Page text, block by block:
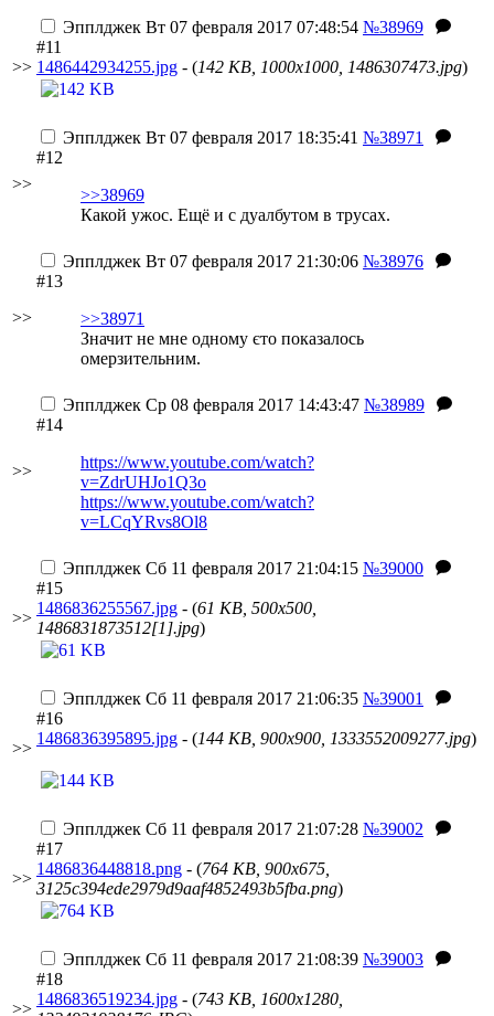
>>
Эпплджек Вт 07 февраля 2017 07:48:54 №38969
#11
1486442934255.jpg - (142 KB, 1000x1000, 1486307473.jpg)
>>
Эпплджек Вт 07 февраля 2017 18:35:41 №38971
#12
>>38969
Какой ужос. Ещё и с дуалбутом в трусах.
>>
Эпплджек Вт 07 февраля 2017 21:30:06 №38976
#13
>>38971
Значит не мне одному єто показалось
омерзительним.
>>
Эпплджек Ср 08 февраля 2017 14:43:47 №38989
#14
https://www.youtube.com/watch?
v=ZdrUHJo1Q3o
https://www.youtube.com/watch?
v=LCqYRvs8Ol8
>>
Эпплджек Сб 11 февраля 2017 21:04:15 №39000
#15
1486836255567.jpg - (61 KB, 500x500,
1486831873512[1].jpg)
>>
Эпплджек Сб 11 февраля 2017 21:06:35 №39001
#16
1486836395895.jpg - (144 KB, 900x900, 1333552009277.jpg)
>>
Эпплджек Сб 11 февраля 2017 21:07:28 №39002
#17
1486836448818.png - (764 KB, 900x675,
3125c394ede2979d9aaf4852493b5fba.png)
>>
Эпплджек Сб 11 февраля 2017 21:08:39 №39003
#18
1486836519234.jpg - (743 KB, 1600x1280,